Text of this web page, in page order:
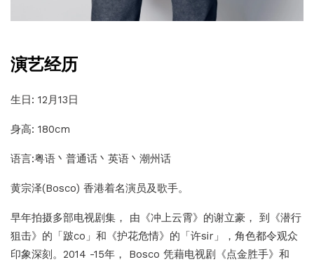
演艺经历
生日: 12月13日
身高: 180cm
语言:粤语丶普通话丶英语丶潮州话
黄宗泽(Bosco) 香港着名演员及歌手。
早年拍摄多部电视剧集， 由《冲上云霄》的谢立豪， 到《潜行
狙击》的「跛co」和《护花危情》的「许sir」，角色都令观众
印象深刻。2014 -15年， Bosco 凭藉电视剧《点金胜手》和